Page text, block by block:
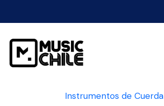
Instrumentos de Cuerda